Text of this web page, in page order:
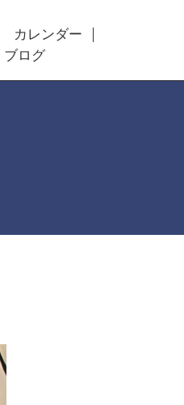
カレンダー
ブログ